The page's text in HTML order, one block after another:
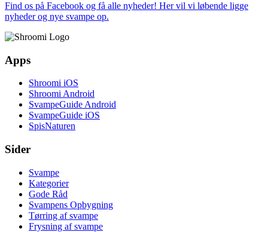
Find os på Facebook og få alle nyheder! Her vil vi løbende ligge
nyheder og nye svampe op.
Apps
Shroomi iOS
Shroomi Android
SvampeGuide Android
SvampeGuide iOS
SpisNaturen
Sider
Svampe
Kategorier
Gode Råd
Svampens Opbygning
Tørring af svampe
Frysning af svampe